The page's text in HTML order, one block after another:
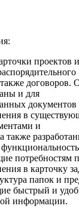
проектов
договоров.
и для
документов
в
и
также
потребностям
в карточку
папок и
быстрый и
информации.